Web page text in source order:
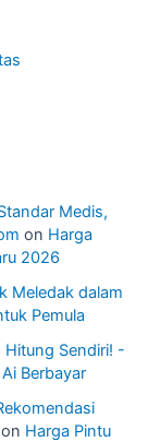
Medis,
on Harga
2026
Meledak dalam
Pemula
Hitung Sendiri! -
Berbayar
on Harga Pintu